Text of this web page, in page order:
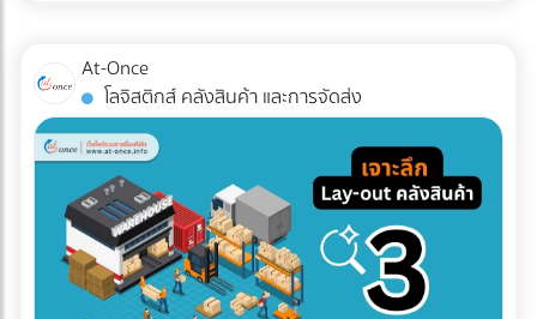
รูปธรรม และผ่านมาตรฐานระดับโลกอย่าง HACCP, GMP หรือ
BRC ได้ง่ายขึ้น ต้องการอัปเกรดเทคโนโลยีตรวจสอบคุณภาพใน
โรงงานอาหาร? ค้นหาตัวแทนจำหน่ายเครื่องจักร และผู้ให้บริการ
ระบบ Inspection Systems ระดับอุตสาหกรรม ที่ At-Once
ปลาย หรือบางครั้งเลือกใช้รถผิดประเภทจนสินค้าเสียหายระหว่าง
ทาง (เช่น โดนฝนสาด หรืออุณหภูมิเปลี่ยน) บทความนี้จะพาคุณ
ไปกางโพย ประเภทรถขนส่ง Logistics เพื่อให้คุณจับคู่สินค้ากับ
ยานพาหนะได้อย่างถูกต้อง คุ้มค่า และตอบโจทย์ธุรกิจมากที่สุด
ทำไมฝ่ายจัดซื้อต้องซีเรียสเรื่อง "ประเภทรถขนส่ง"? การตัดสินใจ
เลือกรถขนส่งมีผลโดยตรงต่อกำไร (Profit Margin) ของบริษัท
เพราะรถแต่ละประเภทมีข้อจำกัดทางกฎหมายและลักษณะทาง
กายภาพที่ต่างกัน: กฎหมายน้ำหนักบรรทุก: รถแต่ละคันถูกจำกัด
น้ำหนักไม่ให้เกินมาตรฐาน หากฝ่าฝืน บริษัทของคุณอาจโดนค่า
At-Once
โลจิสติกส์ คลังสินค้า และการจัดส่ง